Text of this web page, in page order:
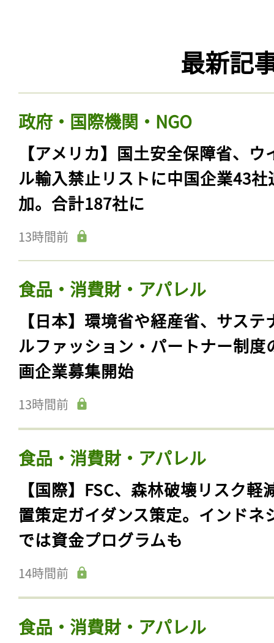
最新記
政府・国際機関・NGO
【アメリカ】国土安全保障省、ウ
ル輸入禁止リストに中国企業43社
加。合計187社に
13時間前
食品・消費財・アパレル
【日本】環境省や経産省、サステ
ルファッション・パートナー制度
画企業募集開始
13時間前
食品・消費財・アパレル
【国際】FSC、森林破壊リスク軽
置策定ガイダンス策定。インドネ
では資金プログラムも
14時間前
食品・消費財・アパレル